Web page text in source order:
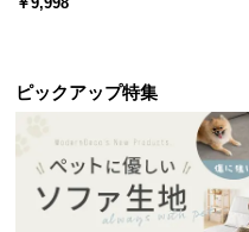
ピックアップ特集